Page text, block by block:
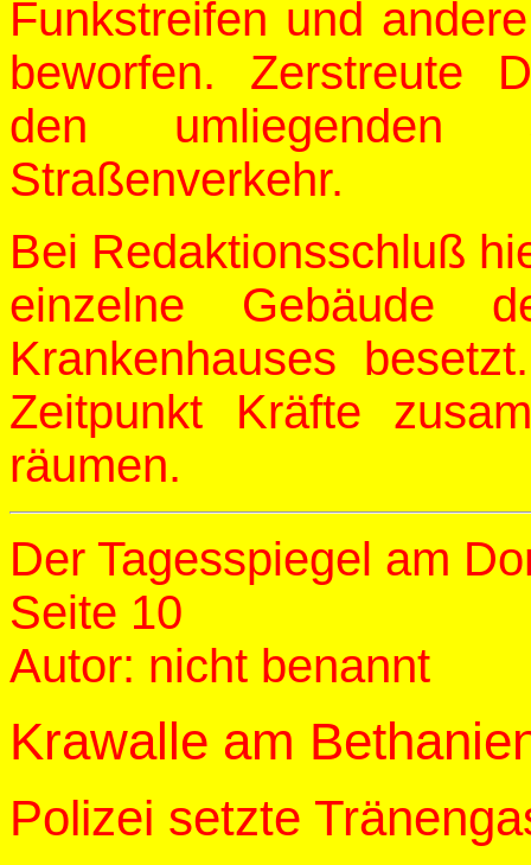
Funkstreifen und
beworfen. Zerstreute
den umliegenden
Straßenverkehr.
Bei Redaktionsschluß
einzelne Gebäude
Krankenhauses
Zeitpunkt Kräfte
räumen.
Der Tagesspiegel am
Seite 10
Autor: nicht benannt
Krawalle am
Polizei setzte